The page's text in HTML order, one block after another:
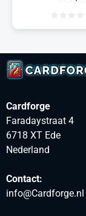
Cardforge
Faradaystraat 4
6718 XT Ede
Nederland
Contact:
info@Cardforge.nl